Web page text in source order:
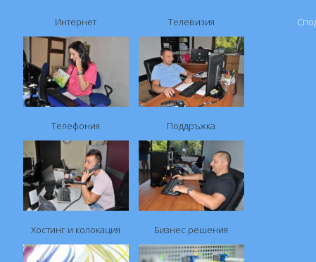
Интернет Телевизия
Телефония Поддръжка
Хостинг и колокация Бизнес решения